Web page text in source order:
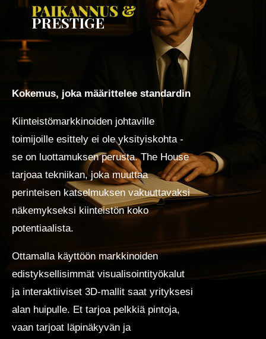
PAIKANNUS &
PRESTIGE
Kokemus, joka määrittelee standardin
Kiinteistömarkkinoiden johtaville
toimijoille esittely ei ole yksityiskohta -
se on luottamuksen perusta. The House
tarjoaa tekniikan, joka muuttaa
perinteisen katselmuksen vakuuttavaksi
näkemykseksi kiinteistön koko
potentiaalista.
Ottamalla käyttöön markkinoiden
edistyksellisimmät visualisointityökalut
ja interaktiiviset 3D-mallit saat yrityksesi
alan huipulle. Et tarjoa pelkkiä pintoja,
vaan tarjoat läpinäkyvän ja